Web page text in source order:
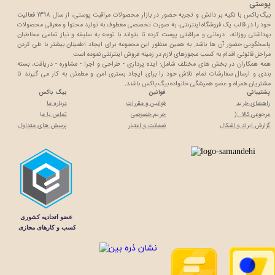
پشتیبانی
راهنمای خرید
مرجوعی کالا :(
گزارش ایراد و اشکال
قوانین
قوانین و مقررات
حریم خصوصی
ضمانت و اعتبار
بیگ باکس
درباره ما
تماس با ما
پرسش های متداول
پوستی
بیگ باکس با تکیه بر دانش و تجربه حضور در بازار محصولات مراقبت پوستی، از سال 1398 فعالیت
خود را در قالب یک فروشگاه اینترنتی، به صورت تخصصی معطوف به تولید محتوا و معرفی محصولات
بهداشتی روزانه، درمانی و مراقبتی پوست کرده تا بتواند با توجه به سلیقه و نیاز تمامی مخاطبان
پاسخگویی حضور آن ها باشد. به همین منظور این مجموعه برای ایجاد اطمینان بیشتر با طی کردن
مراحل قانونی اقدام به کسب مجوزهای لازم در زمینه فروش اینترنتی نموده است.
همه همکاران در بخش های مختلف شامل: ایده پردازی - طراحی و اجرا - مشاوره - دریافت، بسته
بندی و ارسال سفارشات تمام تلاش خود را برای ایجاد بستری امن و مطمئن به کار می گیرند تا
مشتریان همراه و عضو همیشگی خانواده بیگ باکس باشند.